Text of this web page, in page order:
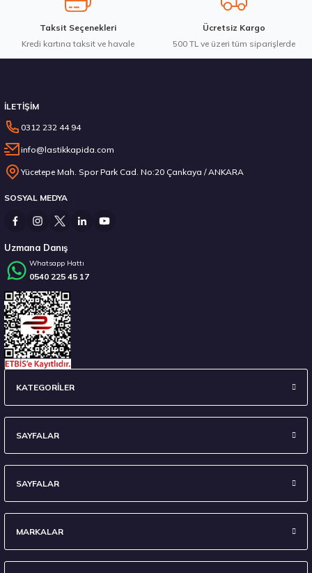
14.267,00 ₺
Stokta 12 Adet
Taksit Seçenekleri
Kredi kartına taksit ve havale
Ücretsiz Kargo
500 TL ve üzeri tüm siparişlerde
İLETİŞİM
0312 232 44 94
info@lastikkapida.com
Yücetepe Mah. Spor Park Cad. No:20 Çankaya / ANKARA
SOSYAL MEDYA
Uzmana Danış
Whatsapp Hattı
0540 225 45 17
KATEGORİLER
SAYFALAR
SAYFALAR
MARKALAR